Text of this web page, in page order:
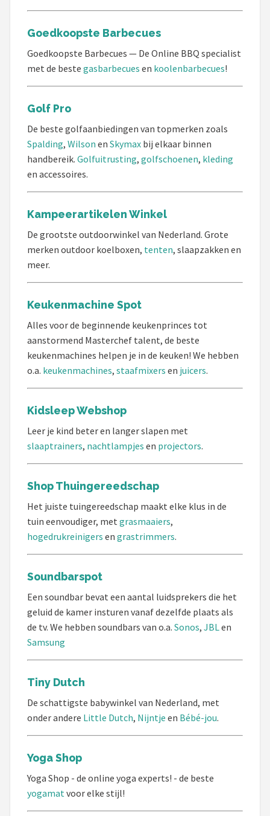
Goedkoopste Barbecues
Goedkoopste Barbecues — De Online BBQ specialist
met de beste gasbarbecues en koolenbarbecues!
Golf Pro
De beste golfaanbiedingen van topmerken zoals
Spalding, Wilson en Skymax bij elkaar binnen
handbereik. Golfuitrusting, golfschoenen, kleding
en accessoires.
Kampeerartikelen Winkel
De grootste outdoorwinkel van Nederland. Grote
merken outdoor koelboxen, tenten, slaapzakken en
meer.
Keukenmachine Spot
Alles voor de beginnende keukenprinces tot
aanstormend Masterchef talent, de beste
keukenmachines helpen je in de keuken! We hebben
o.a. keukenmachines, staafmixers en juicers.
Kidsleep Webshop
Leer je kind beter en langer slapen met
slaaptrainers, nachtlampjes en projectors.
Shop Thuingereedschap
Het juiste tuingereedschap maakt elke klus in de
tuin eenvoudiger, met grasmaaiers,
hogedrukreinigers en grastrimmers.
Soundbarspot
Een soundbar bevat een aantal luidsprekers die het
geluid de kamer insturen vanaf dezelfde plaats als
de tv. We hebben soundbars van o.a. Sonos, JBLen
Samsung
Tiny Dutch
De schattigste babywinkel van Nederland, met
onder andere Little Dutch, Nijntje en Bébé-jou.
Yoga Shop
Yoga Shop - de online yoga experts! - de beste
yogamatvoor elke stijl!